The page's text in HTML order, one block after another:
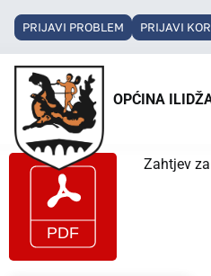
PRIJAVI PROBLEM PRIJAVI
OPĆINA
Zahtjev